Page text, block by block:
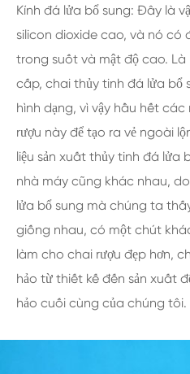
Kính đá lửa bổ sung: Đây là
silicon dioxide cao, và nó có
trong suốt và mật độ cao.
cấp, chai thủy tinh đá lửa bổ
hình dạng, vì vậy hầu hết
rượu này để tạo ra vẻ ngoài
liệu sản xuất thủy tinh đá lửa
nhà máy cũng khác nhau,
lửa bổ sung mà chúng ta
giống nhau, có một chút
làm cho chai rượu đẹp hơn,
hảo từ thiết kế đến sản xuất
hảo cuối cùng của chúng tôi.